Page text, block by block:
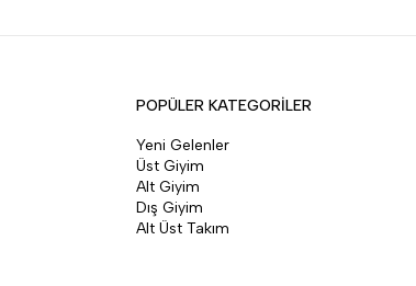
POPÜLER KATEGORİLER
Yeni Gelenler
Üst Giyim
Alt Giyim
Dış Giyim
Alt Üst Takım